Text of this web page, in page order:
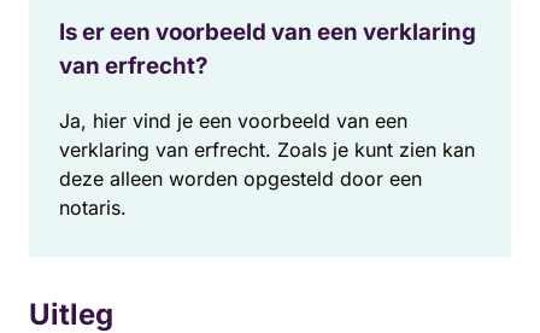
Is er een voorbeeld van een verklaring
van erfrecht?
Ja, hier vind je een voorbeeld van een
verklaring van erfrecht. Zoals je kunt zien kan
deze alleen worden opgesteld door een
notaris.
Uitleg